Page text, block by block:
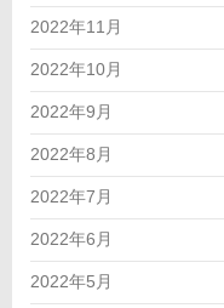
2022年11月
2022年10月
2022年9月
2022年8月
2022年7月
2022年6月
2022年5月